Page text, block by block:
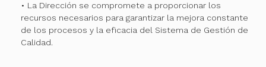
• La Dirección se compromete a proporcionar los
recursos necesarios para garantizar la mejora constante
de los procesos y la eficacia del Sistema de Gestión de
Calidad.